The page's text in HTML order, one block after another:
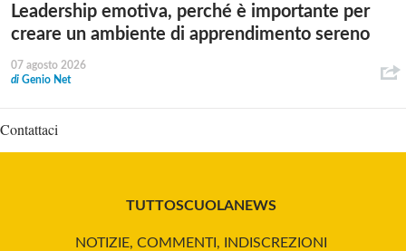
Leadership emotiva, perché è importante per
creare un ambiente di apprendimento sereno
07 agosto 2026
di Genio Net
Contattaci
TUTTOSCUOLANEWS
NOTIZIE, COMMENTI, INDISCREZIONI